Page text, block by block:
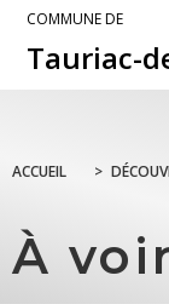
COMMUNE DE
Tauriac-
ACCUEIL >
À